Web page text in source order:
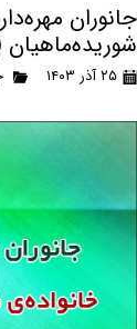
جانوران
۲۵ آذر ۱۴۰۳